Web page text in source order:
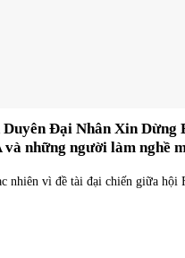
Duyên Đại Nhân Xin Dừng
và những người làm nghề
nhiên vì đề tài đại chiến giữa hội